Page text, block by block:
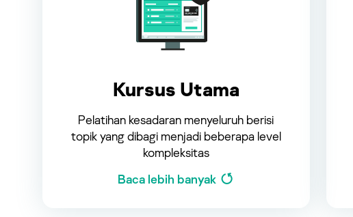
Kursus Utama
Pelatihan kesadaran menyeluruh berisi
topik yang dibagi menjadi beberapa level
kompleksitas
Baca lebih banyak